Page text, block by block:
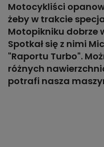
Motocykliści
żeby w trakcie
Motopikniku dobrze
Spotkał się z nimi
"Raportu Turbo".
różnych
potrafi nasza